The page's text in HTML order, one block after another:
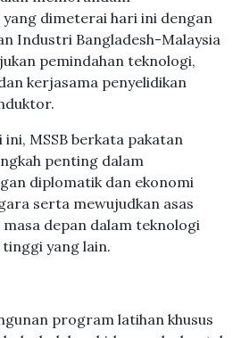
dimeterai hari ini dengan
Industri Bangladesh-Malaysia
pemindahan teknologi,
kerjasama penyelidikan
MSSB berkata pakatan
penting dalam
diplomatik dan ekonomi
serta mewujudkan asas
depan dalam teknologi
yang lain.
program latihan khusus